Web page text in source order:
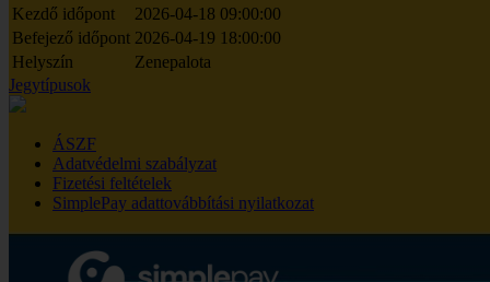
Kezdő időpont
2026-04-18 09:00:00
Befejező időpont 2026-04-19 18:00:00
Helyszín
Zenepalota
Jegytípusok
ÁSZF
Adatvédelmi szabályzat
Fizetési feltételek
SimplePay adattovábbítási nyilatkozat